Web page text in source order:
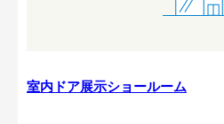
室内ドア展示ショールーム